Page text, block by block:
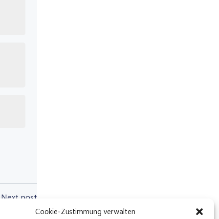
Cookie-Zustimmung verwalten
Next post